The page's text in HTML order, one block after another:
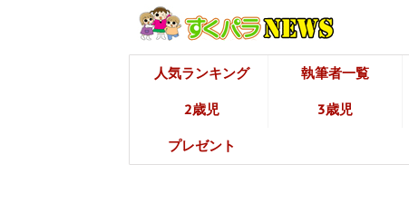
人気ランキング 執筆者一覧
2歳児 3歳児
プレゼント